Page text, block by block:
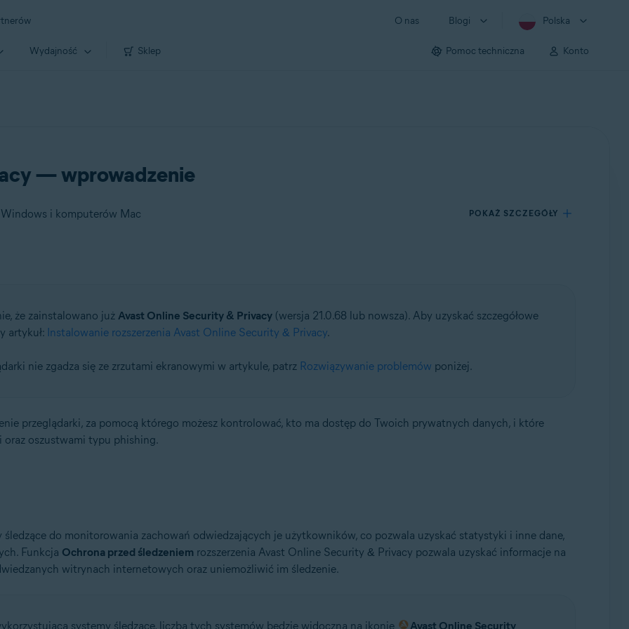
O nas Blogi Polska
Wydajność Sklep Pomoc techniczna Konto
— wprowadzenie
i komputerów Mac POKAŻ SZCZEGÓŁY
— wersja 32-/64-bitowa
że zainstalowano już Avast Online Security & Privacy(wersja 21.0.68 lub nowsza). Aby uzyskać szczegółowe
artykuł: Instalowanie rozszerzenia Avast Online Security & Privacy.
nie zgadza się ze zrzutami ekranowymi w artykule, patrz Rozwiązywanie problemów poniżej.
przeglądarki, za pomocą którego możesz kontrolować, kto ma dostęp do Twoich prywatnych danych, i które
oraz oszustwami typu phishing.
do monitorowania zachowań odwiedzających je użytkowników, co pozwala uzyskać statystyki i inne dane,
Funkcja Ochrona przed śledzeniem rozszerzenia Avast Online Security & Privacy pozwala uzyskać informacje na
witrynach internetowych oraz uniemożliwić im śledzenie.
systemy śledzące, liczba tych systemów będzie widoczna na ikonie
Avast Online Security